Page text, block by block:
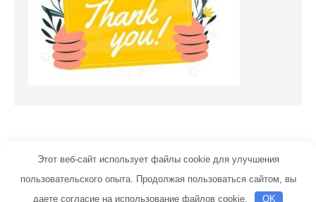
optimist-stroy.ru | Тема от Grace Themes
Этот веб-сайт использует файлы cookie для улучшения
пользовательского опыта. Продолжая пользоваться сайтом, вы
даете согласие на использование файлов cookie.
OK